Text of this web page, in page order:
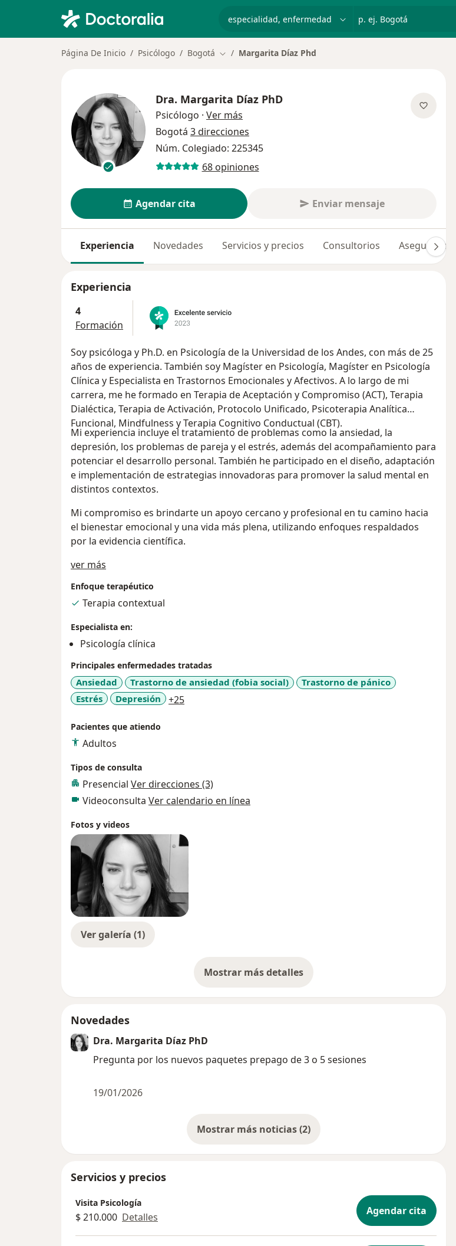
p. ej. Bogotá
Página De Inicio Psicólogo Bogotá Cambiar de ciudad
Margarita Díaz Phd
Dra. Margarita Díaz PhD
Psicólogo · Ver más
Bogotá 3 direcciones
Núm. Colegiado: 225345
68 opiniones
Agendar cita Enviar mensaje
Experiencia Novedades Servicios y precios Consultorios Aseguradoras
Experiencia
4
Formación
Soy psicóloga y Ph.D. en Psicología de la Universidad de los Andes, con más de 25
años de experiencia. También soy Magíster en Psicología, Magíster en Psicología
Clínica y Especialista en Trastornos Emocionales y Afectivos. A lo largo de mi
carrera, me he formado en Terapia de Aceptación y Compromiso (ACT), Terapia
Dialéctica, Terapia de Activación, Protocolo Unificado, Psicoterapia Analítica
Funcional, Mindfulness y Terapia Cognitivo Conductual (CBT).
Mi experiencia incluye el tratamiento de problemas como la ansiedad, la
depresión, los problemas de pareja y el estrés, además del acompañamiento para
potenciar el desarrollo personal. También he participado en el diseño, adaptación
e implementación de estrategias innovadoras para promover la salud mental en
distintos contextos.
Mi compromiso es brindarte un apoyo cercano y profesional en tu camino hacia
el bienestar emocional y una vida más plena, utilizando enfoques respaldados
por la evidencia científica.
ver más
Enfoque terapéutico
Terapia contextual
Especialista en:
Psicología clínica
Principales enfermedades tratadas
Ansiedad Trastorno de ansiedad (fobia social)
Trastorno de pánico
Estrés
Depresión +25a11y_sr_more_diseases
Pacientes que atiendo
Adultos
Tipos de consulta
Presencial Ver direcciones (3)
Videoconsulta Ver calendario en línea
Fotos y videos
Ver galería (1)
Mostrar más detalles
sobre la experiencia
Novedades
Dra. Margarita Díaz PhD
Pregunta por los nuevos paquetes prepago de 3 o 5 sesiones
19/01/2026
Mostrar más noticias (2)
Servicios y precios
Visita Psicología
$ 210.000 Detalles Agendar cita